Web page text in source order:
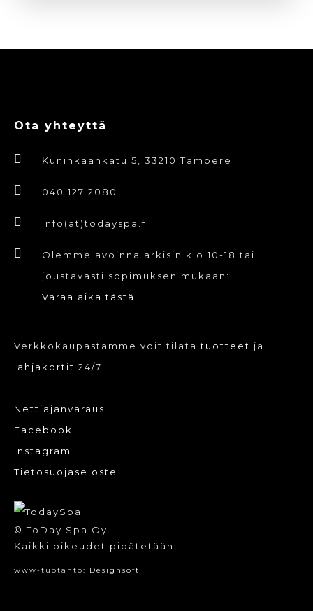
Ota yhteyttä
Kuninkaankatu 5, 33210 Tampere
040 127 2080
info(at)todayspa.fi
Olemme avoinna arkisin klo 10-18 tai
joustavasti sopimuksen mukaan:
Varaa aika tästä
Verkkokaupastamme voit tilatatuotteet ja
lahjakortit 24/7
Nettiajanvaraus
Facebook
Instagram
Tietosuojaseloste
© ToDay Spa Oy.
Kaikki oikeudet pidätetään.
www-tuotanto: Designsoft